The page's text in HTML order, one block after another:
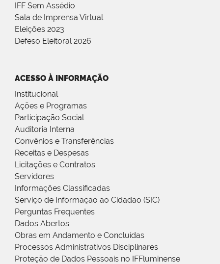
IFF Sem Assédio
Sala de Imprensa Virtual
Eleições 2023
Defeso Eleitoral 2026
ACESSO À INFORMAÇÃO
Institucional
Ações e Programas
Participação Social
Auditoria Interna
Convênios e Transferências
Receitas e Despesas
Licitações e Contratos
Servidores
Informações Classificadas
Serviço de Informação ao Cidadão (SIC)
Perguntas Frequentes
Dados Abertos
Obras em Andamento e Concluídas
Processos Administrativos Disciplinares
Proteção de Dados Pessoais no IFFluminense